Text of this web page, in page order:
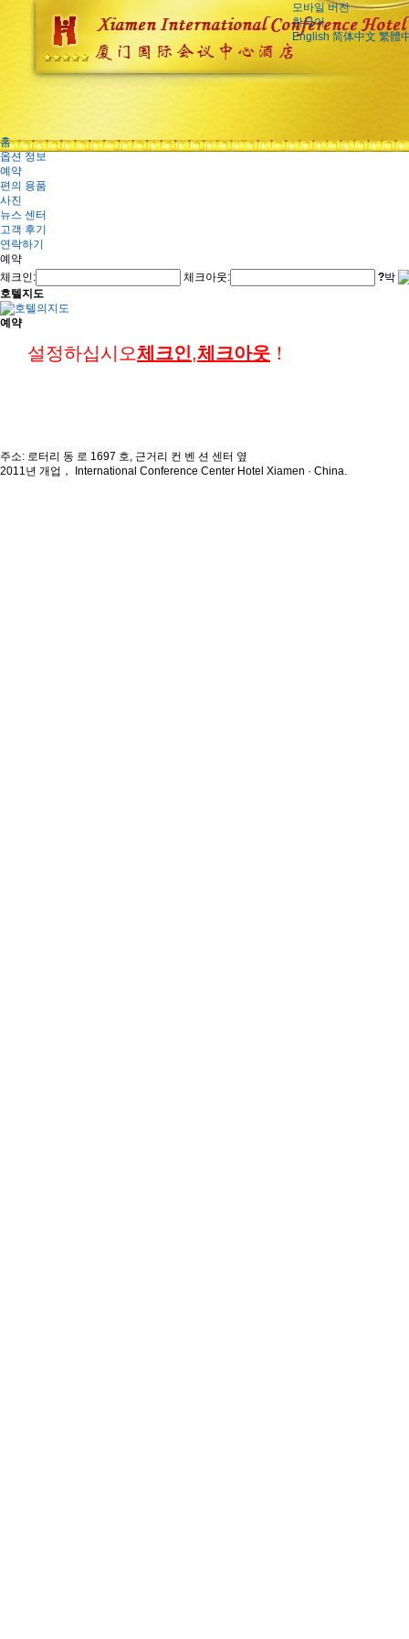
모바일 버전
한국어
English 简体中文 繁體
홈
옵션 정보
예약
편의 용품
사진
뉴스 센터
고객 후기
연락하기
예약
체크인:
체크아웃: ?박
호텔지도
예약
설정하십시오체크인,체크아웃 ！
주소: 로터리 동 로 1697 호, 근거리 컨 벤 션 센터 옆
2011년 개업， International Conference Center Hotel Xiamen · China.